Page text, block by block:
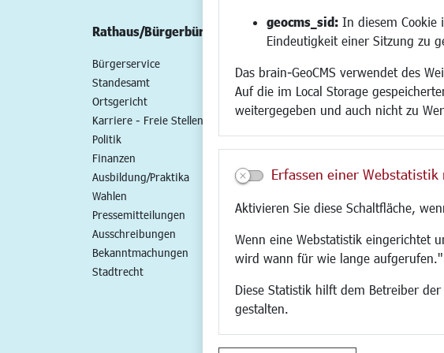
geocms_sid: In diesem Cookie
Eindeutigkeit einer Sitzung zu
Das brain-GeoCMS verwendet des
Auf die im Local Storage
weitergegeben und auch nicht zu
Erfassen einer
Aktivieren Sie diese Schaltfläche,
Wenn eine Webstatistik eingerichtet
wird wann für wie lange aufgerufen."
Diese Statistik hilft dem Betreiber
gestalten.
Rathaus/Bürgerbüro
Bürgerservice
Standesamt
Ortsgericht
Karriere - Freie Stellen
Politik
Finanzen
Ausbildung/Praktika
Wahlen
Pressemitteilungen
Ausschreibungen
Bekanntmachungen
Stadtrecht
Wirtschaft/Stadtentwicklung
Gewerbeflächen und Immobilien
Handel und Gastronomie
Fairer Handel
Netzwerke
Glasfaserausbau
Newsletter